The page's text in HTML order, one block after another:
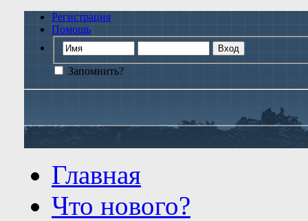
Регистрация
Помощь
Запомнить?
Главная
Что нового?